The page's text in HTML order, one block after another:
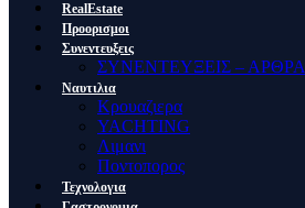
RealEstate
Προορισμοι
Συνεντευξεις
ΣΥΝΕΝΤΕΥΞΕΙΣ – ΑΡΘΡΑ
Ναυτιλια
Κρουαζιερα
YACHTING
Λιμανι
Ποντοπορος
Τεχνολογια